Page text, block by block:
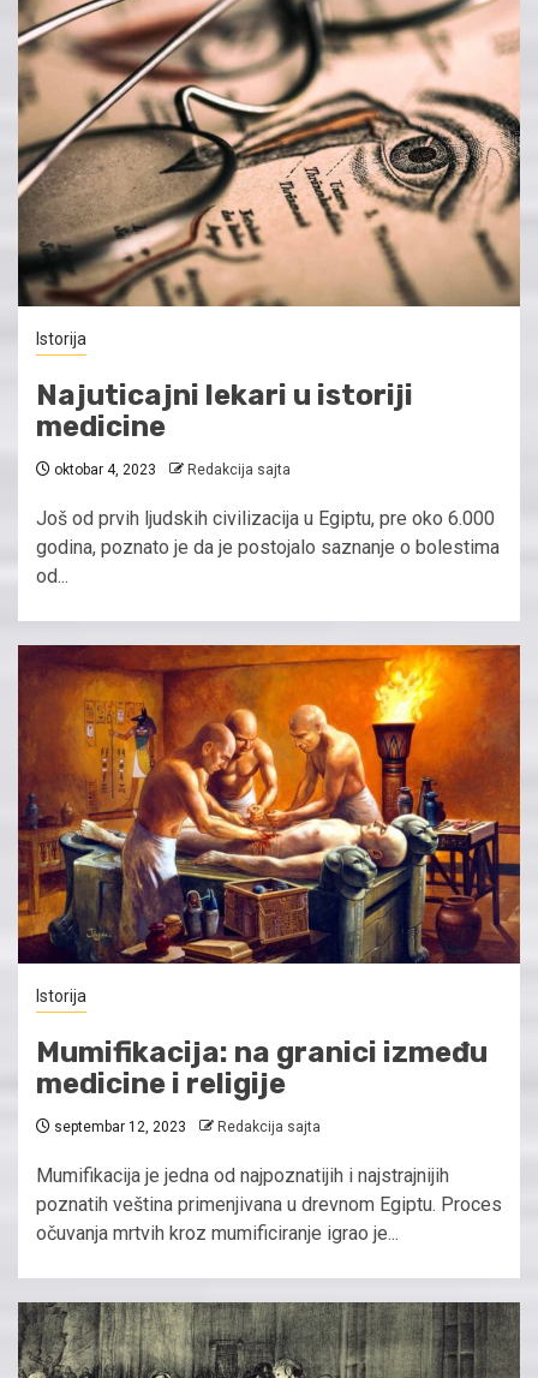
Istorija
Najuticajni lekari u istoriji
medicine
oktobar 4, 2023 Redakcija sajta
Još od prvih ljudskih civilizacija u Egiptu, pre oko 6.000
godina, poznato je da je postojalo saznanje o bolestima
od...
Istorija
Mumifikacija: na granici između
medicine i religije
septembar 12, 2023 Redakcija sajta
Mumifikacija je jedna od najpoznatijih i najstrajnijih
poznatih veština primenjivana u drevnom Egiptu. Proces
očuvanja mrtvih kroz mumificiranje igrao je...